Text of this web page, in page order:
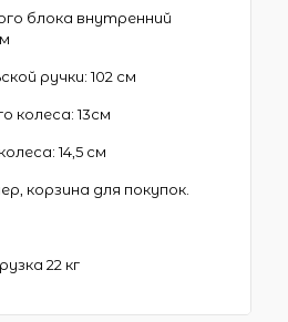
блока внутренний
ручки: 102 см
колеса: 13см
14,5 см
корзина для покупок.
22 кг